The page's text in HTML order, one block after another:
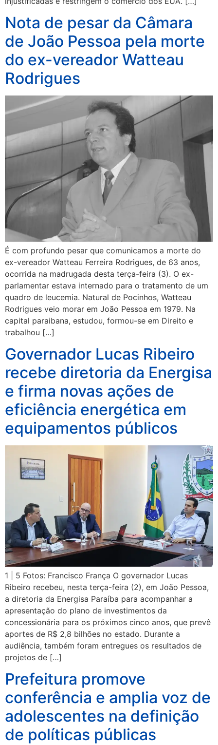
Nota de pesar da Câmara
de João Pessoa pela morte
do ex-vereador Watteau
Rodrigues
É com profundo pesar que comunicamos a morte do
ex-vereador Watteau Ferreira Rodrigues, de 63 anos,
ocorrida na madrugada desta terça-feira (3). O ex-
parlamentar estava internado para o tratamento de um
quadro de leucemia. Natural de Pocinhos, Watteau
Rodrigues veio morar em João Pessoa em 1979. Na
capital paraibana, estudou, formou-se em Direito e
trabalhou […]
Governador Lucas Ribeiro
recebe diretoria da Energisa
e firma novas ações de
eficiência energética em
equipamentos públicos
1 | 5 Fotos: Francisco França O governador Lucas
Ribeiro recebeu, nesta terça-feira (2), em João Pessoa,
a diretoria da Energisa Paraíba para acompanhar a
apresentação do plano de investimentos da
concessionária para os próximos cinco anos, que prevê
aportes de R$ 2,8 bilhões no estado. Durante a
audiência, também foram entregues os resultados de
projetos de […]
Prefeitura promove
conferência e amplia voz de
adolescentes na definição
de políticas públicas